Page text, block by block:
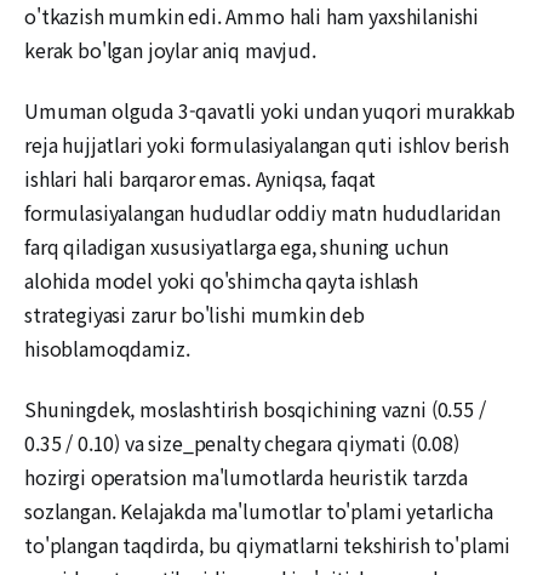
o'tkazish mumkin edi. Ammo hali ham yaxshilanishi
kerak bo'lgan joylar aniq mavjud.
Umuman olguda 3-qavatli yoki undan yuqori murakkab
reja hujjatlari yoki formulasiyalangan quti ishlov berish
ishlari hali barqaror emas. Ayniqsa, faqat
formulasiyalangan hududlar oddiy matn hududlaridan
farq qiladigan xususiyatlarga ega, shuning uchun
alohida model yoki qo'shimcha qayta ishlash
strategiyasi zarur bo'lishi mumkin deb
hisoblamoqdamiz.
Shuningdek, moslashtirish bosqichining vazni (0.55 /
0.35 / 0.10) va size_penalty chegara qiymati (0.08)
hozirgi operatsion ma'lumotlarda heuristik tarzda
sozlangan. Kelajakda ma'lumotlar to'plami yetarlicha
to'plangan taqdirda, bu qiymatlarni tekshirish to'plami